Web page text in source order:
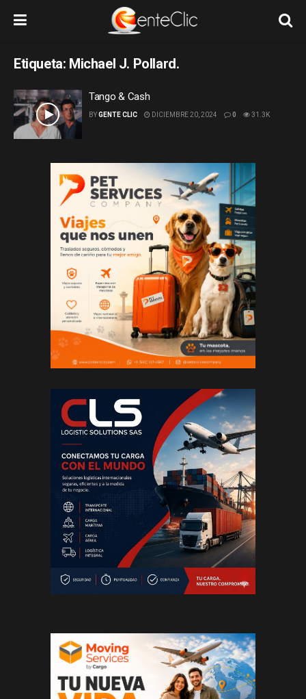
Etiqueta: Michael J. Pollard.
Tango & Cash
BYGENTE CLIC DICIEMBRE 20, 2024 0 31.3K